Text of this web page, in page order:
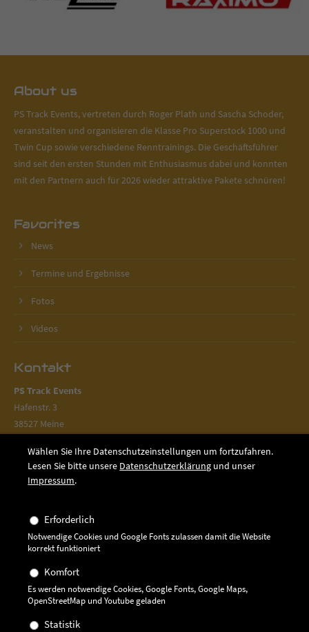
About us
PS Track Events, vertreten durch Roger Plath und Sascha Schoder,
veranstalten und organisieren die Klasse Pro Superstock 1000 und
Twin Cup sowie verschiedene Renntrainings. Die Geschäftsführer
sind seit den ersten Stunden mit Enthusiasmus dabei und konnten
mit den Partnern auch für 2026 wieder attraktive Pakete schnüren!
Favorites
News
Termine und Ergebnisse
Fotos
Videos
Kontakt
PS Track Events
Hafenstr. 3
38527 Meine
05304 9413364
05304 9413365
Socials
Bei uns ist immer etwas in Bewegung! Folgt uns auf Facebook,
Instagram und YouTube.
Wählen Sie Ihre Datenschutzeinstellungen um fortzufahren.
Lesen Sie bitte unsere Datenschutzerklärung und unser
Impressum.
Erforderlich
Notwendige Cookies und Google Fonts zulassen damit die Website
korrekt funktioniert
Komfort
Es werden notwendige Cookies, Google Fonts, Google Maps,
OpenStreetMap und Youtube geladen
Statistik